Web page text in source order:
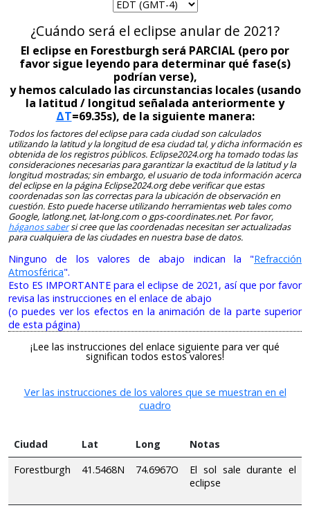
¿Cuándo será el eclipse anular de 2021?
El eclipse en Forestburgh será PARCIAL (pero por
favor sigue leyendo para determinar qué fase(s)
podrían verse),
y hemos calculado las circunstancias locales (usando
la latitud / longitud señalada anteriormente y
ΔT=69.35s), de la siguiente manera:
Todos los factores del eclipse para cada ciudad son calculados
utilizando la latitud y la longitud de esa ciudad tal, y dicha información es
obtenida de los registros públicos. Eclipse2024.org ha tomado todas las
consideraciones necesarias para garantizar la exactitud de la latitud y la
longitud mostradas; sin embargo, el usuario de toda información acerca
del eclipse en la página Eclipse2024.org debe verificar que estas
coordenadas son las correctas para la ubicación de observación en
cuestión. Esto puede hacerse utilizando herramientas web tales como
Google, latlong.net, lat-long.com o gps-coordinates.net. Por favor,
háganos sabersi cree que las coordenadas necesitan ser actualizadas
para cualquiera de las ciudades en nuestra base de datos.
Ninguno de los valores de abajo indican la "Refracción
Atmosférica".
Esto ES IMPORTANTE para el eclipse de 2021, así que por favor
revisa las instrucciones en el enlace de abajo
(o puedes ver los efectos en la animación de la parte superior
de esta página)
¡Lee las instrucciones del enlace siguiente para ver qué
significan todos estos valores!
Ver las instrucciones de los valores que se muestran en el
cuadro
Ciudad Lat Long
Notas
Forestburgh
41.5468N 74.6967O
El sol sale durante el
eclipse